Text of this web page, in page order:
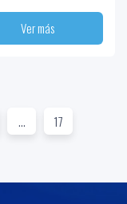
Ver más
... 17